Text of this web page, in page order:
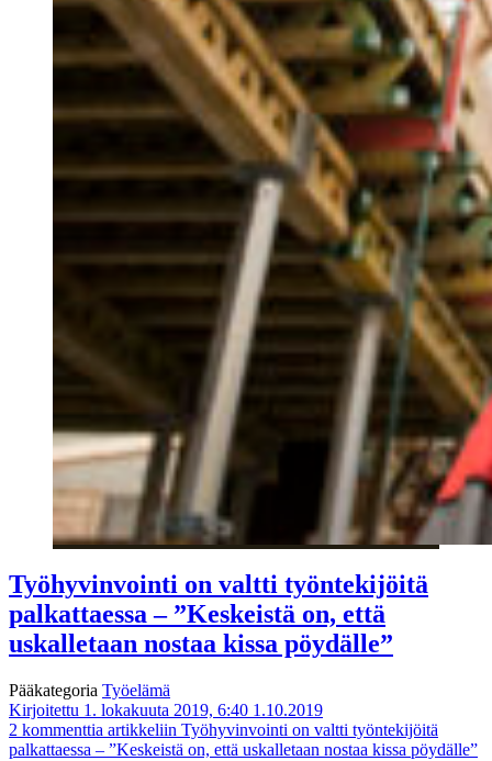
Työhyvinvointi on valtti työntekijöitä
palkattaessa – ”Keskeistä on, että
uskalletaan nostaa kissa pöydälle”
Pääkategoria Työelämä
Kirjoitettu 1. lokakuuta 2019, 6:40 1.10.2019
2 kommenttia artikkeliin Työhyvinvointi on valtti työntekijöitä
palkattaessa – ”Keskeistä on, että uskalletaan nostaa kissa pöydälle”